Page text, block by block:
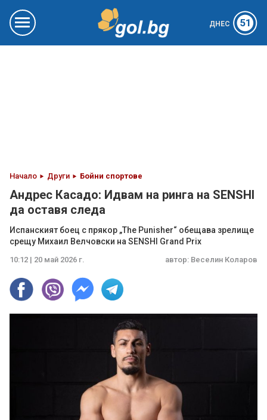
ДНЕС 51
Начало Други Бойни спортове
Андрес Касадо: Идвам на ринга на SENSHI
да оставя следа
Испанският боец с прякор „The Punisher“ обещава зрелище
срещу Михаил Велчовски на SENSHI Grand Prix
10:12 | 20 май 2026 г. автор: Веселин Коларов